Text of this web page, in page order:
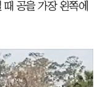
공을 가장 왼쪽에